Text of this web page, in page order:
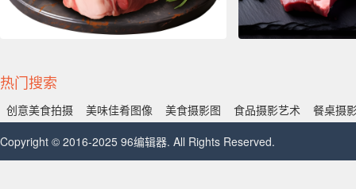
热门搜索
创意美食拍摄 美味佳肴图像 美食摄影图 食品摄影艺术
餐桌摄
Copyright © 2016-2025 96编辑器. All Rights Reserved.